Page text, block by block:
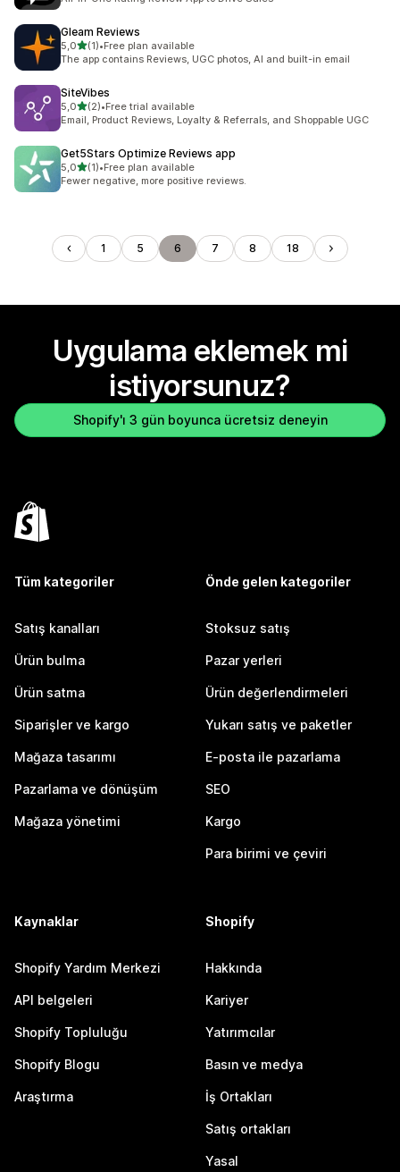
Gleam Reviews
5,05 yıldız üzerinden
(1)
toplam 1 değerlendirme
•Free plan available
The app contains Reviews, UGC photos, AI and built-in email
SiteVibes
5,05 yıldız üzerinden
(2)
toplam 2 değerlendirme
•Free trial available
Email, Product Reviews, Loyalty & Referrals, and Shoppable UGC
Get5Stars Optimize Reviews app
5,05 yıldız üzerinden
(1)
toplam 1 değerlendirme
•Free plan available
Fewer negative, more positive reviews.
1 5 6 7 8 18
Uygulama eklemek mi
istiyorsunuz?
Shopify'ı 3 gün boyunca ücretsiz deneyin
Tüm kategoriler
Satış kanalları
Ürün bulma
Ürün satma
Siparişler ve kargo
Mağaza tasarımı
Pazarlama ve dönüşüm
Mağaza yönetimi
Önde gelen kategoriler
Stoksuz satış
Pazar yerleri
Ürün değerlendirmeleri
Yukarı satış ve paketler
E-posta ile pazarlama
SEO
Kargo
Para birimi ve çeviri
Kaynaklar
Shopify Yardım Merkezi
API belgeleri
Shopify Topluluğu
Shopify Blogu
Araştırma
Shopify
Hakkında
Kariyer
Yatırımcılar
Basın ve medya
İş Ortakları
Satış ortakları
Yasal